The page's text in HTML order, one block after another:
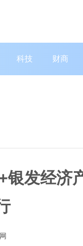
科技 财商
银发经